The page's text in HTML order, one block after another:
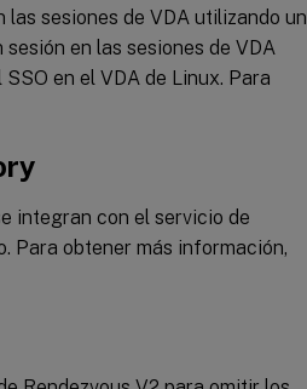
sesiones de VDA utilizando un
en las sesiones de VDA
en el VDA de Linux. Para
integran con el servicio de
Para obtener más información,